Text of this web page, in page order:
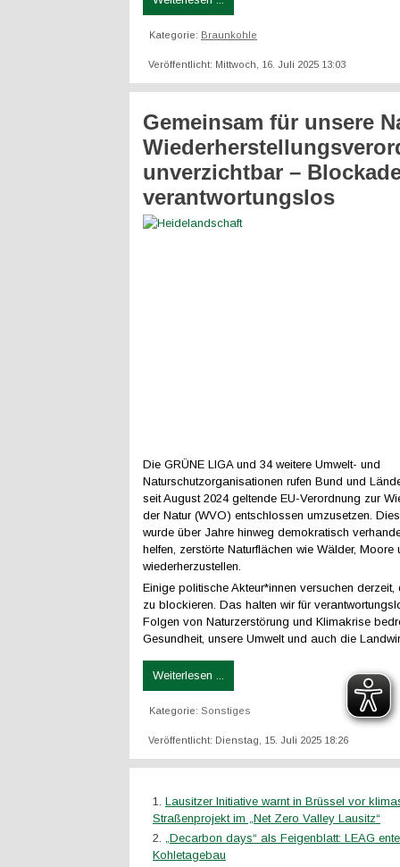
Kategorie: Braunkohle
Veröffentlicht: Mittwoch, 16. Juli 2025 13:03
Gemeinsam für unsere
unverzichtbar –
verantwortungslos
Die GRÜNE LIGA und 34 weitere Umwelt- und
Naturschutzorganisationen rufen Bund und
seit August 2024 geltende EU-Verordnung zur
der Natur (WVO) entschlossen umzusetzen.
wurde über Jahre hinweg demokratisch
helfen, zerstörte Naturflächen wie Wälder, Moore
wiederherzustellen.
Einige politische Akteur*innen versuchen derzeit,
zu blockieren. Das halten wir für
Folgen von Naturzerstörung und Klimakrise
Gesundheit, unsere Umwelt und auch die
Weiterlesen ...
Kategorie: Sonstiges
Veröffentlicht: Dienstag, 15. Juli 2025 18:26
Lausitzer Initiative warnt in Brüssel vor
Straßenprojekt im „Net Zero Valley Lausitz“
„Decarbon days“ als Feigenblatt: LEAG
Kohletagebau